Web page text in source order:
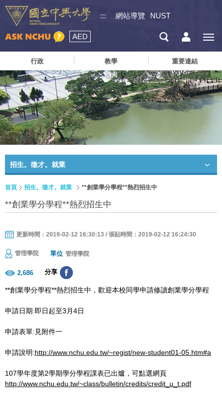
::: 網站導覽 NUST
AED
行政 教學 重要連結
招生。徵才。就業
首頁 招生。徵才。就業 **創業學分學程**熱烈招生中
**創業學分學程**熱烈招生中
更新時間：2019-02-12 16:30:13 / 張貼時間：2019-02-12 16:24:30
管理學院 單位 管理學院
2,686 分享
**創業學分學程**熱烈招生中，歡迎本校同學申請修讀創業學分學程
申請日期:即日起至3月4日
申請表單:見附件一
申請說明:http://www.nchu.edu.tw/~regist/new-student01-05.htm#a
107學年度第2學期學分學程課表已出爐，可點選網頁
http://www.nchu.edu.tw/~class/bulletin/credits/credit_u_t.pdf